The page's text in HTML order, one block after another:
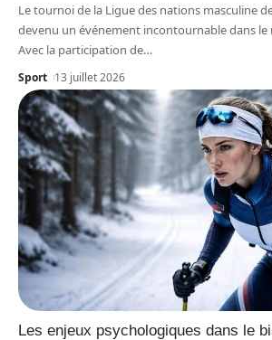
Le tournoi de la Ligue des nations masculine
devenu un événement incontournable dans
Avec la participation de…
Sport 13 juillet 2026
Les enjeux psychologiques dans le